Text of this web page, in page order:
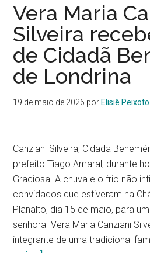
Vera Maria
Silveira
de Cidadã
de Londrina
19 de maio de 2026 por Elisiê Peixoto
Canziani Silveira, Cidadã
prefeito Tiago Amaral, durante
Graciosa. A chuva e o frio não
convidados que estiveram na
Planalto, dia 15 de maio, para
senhora Vera Maria Canziani
integrante de uma tradicional